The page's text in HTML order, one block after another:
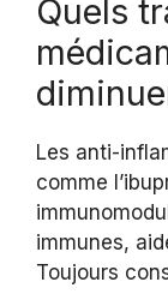
Quels
Les anti-
comme
immunes,
Toujours